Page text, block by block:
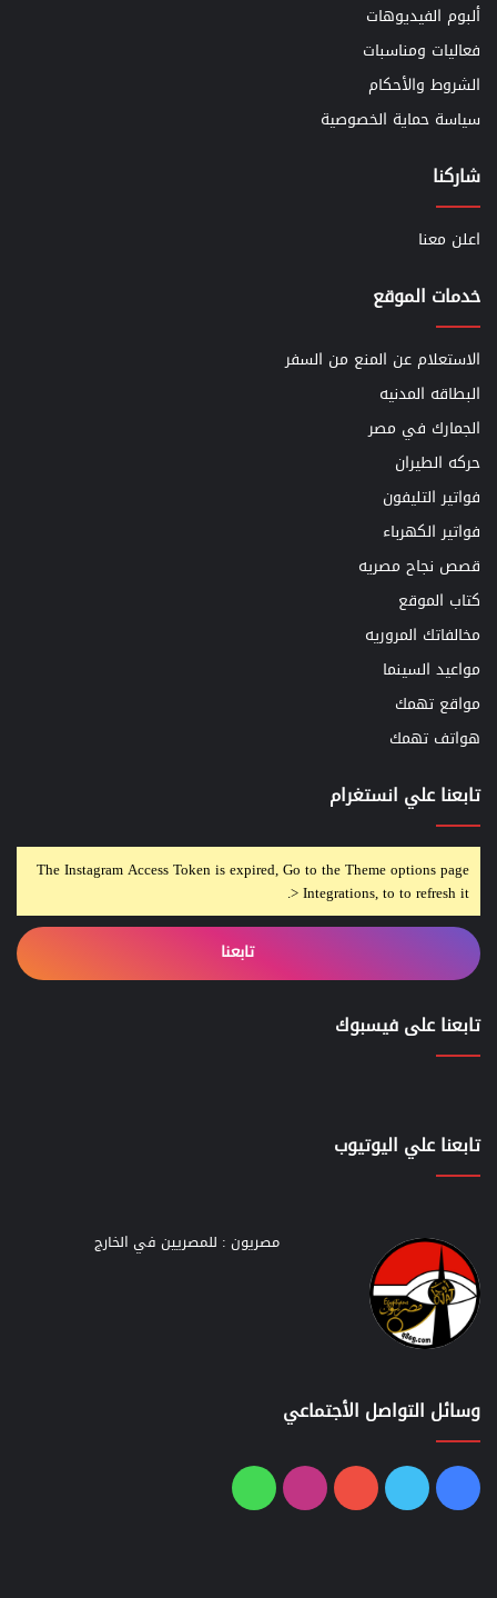
ألبوم الفيديوهات
فعاليات ومناسبات
الشروط والأحكام
سياسة حماية الخصوصية
شاركنا
اعلن معنا
خدمات الموقع
الاستعلام عن المنع من السفر
البطاقه المدنيه
الجمارك في مصر
حركه الطيران
فواتير التليفون
فواتير الكهرباء
قصص نجاح مصريه
كتاب الموقع
مخالفاتك المروريه
مواعيد السينما
مواقع تهمك
هواتف تهمك
تابعنا علي انستغرام
The Instagram Access Token is expired, Go to the Theme options page
> Integrations, to to refresh it.
تابعنا
تابعنا على فيسبوك
تابعنا علي اليوتيوب
مصريون : للمصريين في الخارج
وسائل التواصل الأجتماعي
فيسبوك
تويتر يوتيوبانستقرامواتساب